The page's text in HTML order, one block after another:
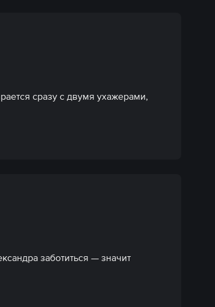
сразу с двумя ухажерами,
заботиться — значит